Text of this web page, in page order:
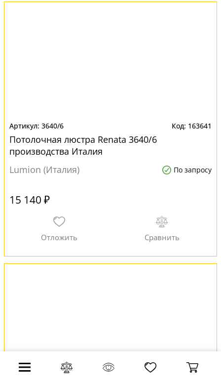
3640/6 163641
Потолочная люстра Renata 3640/6
производства Италия
Lumion (Италия)
По запросу
15 140 ₽